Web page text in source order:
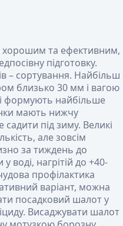
хорошим та ефективним,
підготовку.
– сортування. Найбільш
близько 30 мм і вагою
формують найбільше
мають нижчу
під зиму. Великі
але зовсім
за тиждень до
воді, нагрітій до +40-
профілактика
варіант, можна
посадковий шалот у
Висаджувати шалот